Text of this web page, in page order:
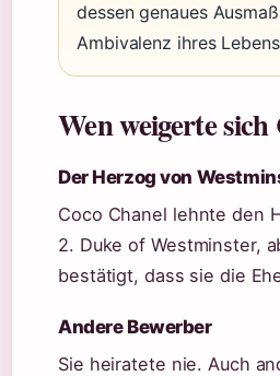
dessen genaues
Ambivalenz ihres
Wen weigerte
Der Herzog von
Coco Chanel lehnte den
2. Duke of Westminster,
bestätigt, dass sie die
Andere Bewerber
Sie heiratete nie. Auch